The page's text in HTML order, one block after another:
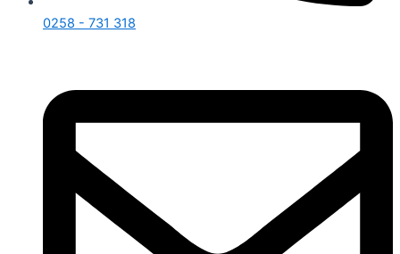
0258 - 731 318